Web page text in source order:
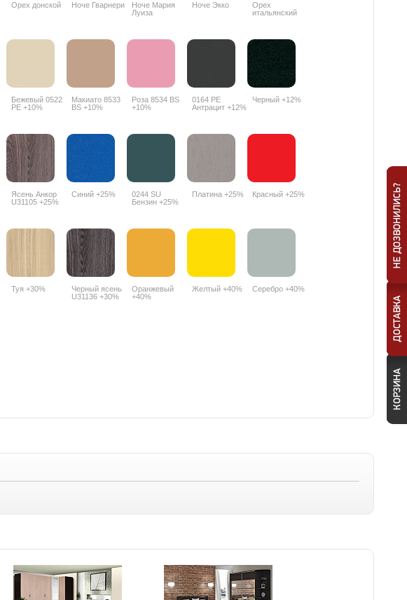
Орех донской Ноче Гварнери
Ноче Мария
Луиза
Ноче Экко
Орех
итальянский
Бежевый 0522
PE +10%
Макиато 8533
BS +10%
Роза 8534 BS
+10%
0164 РЕ
Антрацит +12%
Черный +12%
Ясень Анкор
U31105 +25%
Синий +25%
0244 SU
Бензин +25%
Платина +25% Красный +25%
Туя +30%
Черный ясень
U31136 +30%
Оранжевый
+40%
Желтый +40% Серебро +40%